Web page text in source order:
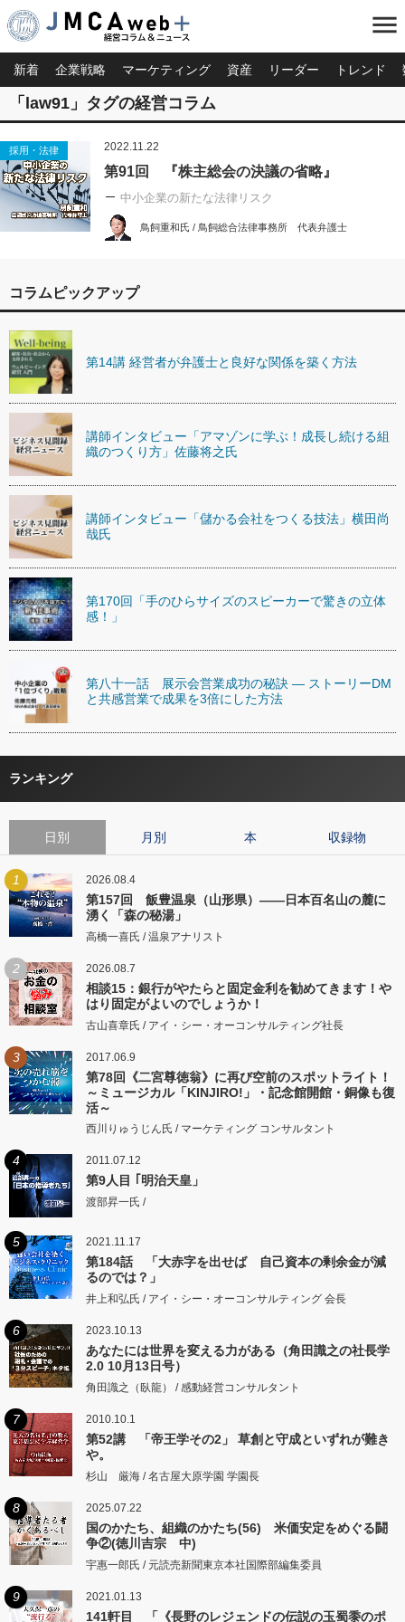
menu
新着 企業戦略 マーケティング 資産 リーダー トレンド
「law91」タグの経営コラム
採用・法律 2022.11.22
第91回 『株主総会の決議の省略』
中小企業の新たな法律リスク
鳥飼重和氏 / 鳥飼総合法律事務所 代表弁護士
コラムピックアップ
第14講 経営者が弁護士と良好な関係を築く方法
講師インタビュー「アマゾンに学ぶ！成長し続ける組
織のつくり方」佐藤将之氏
講師インタビュー「儲かる会社をつくる技法」横田尚
哉氏
第170回「手のひらサイズのスピーカーで驚きの立体
感！」
第八十一話 展示会営業成功の秘訣 ― ストーリーDM
と共感営業で成果を3倍にした方法
ランキング
日別 月別 本 収録物
1 2026.08.4
第157回 飯豊温泉（山形県）――日本百名山の麓に
湧く「森の秘湯」
高橋一喜氏 / 温泉アナリスト
2 2026.08.7
相談15：銀行がやたらと固定金利を勧めてきます！や
はり固定がよいのでしょうか！
古山喜章氏 / アイ・シー・オーコンサルティング社長
3 2017.06.9
第78回《二宮尊徳翁》に再び空前のスポットライト！
～ミュージカル「KINJIRO!」・記念館開館・銅像も復
活～
西川りゅうじん氏 / マーケティング コンサルタント
4 2011.07.12
第9人目 ｢明治天皇」
渡部昇一氏 /
5 2021.11.17
第184話 「大赤字を出せば 自己資本の剰余金が減
るのでは？」
井上和弘氏 / アイ・シー・オーコンサルティング 会長
6 2023.10.13
あなたには世界を変える力がある（角田識之の社長学
2.0 10月13日号）
角田識之（臥龍） / 感動経営コンサルタント
7 2010.10.1
第52講 「帝王学その2」 草創と守成といずれが難き
や。
杉山 厳海 / 名古屋大原学園 学園長
8 2025.07.22
国のかたち、組織のかたち(56) 米価安定をめぐる闘
争②(徳川吉宗 中)
宇惠一郎氏 / 元読売新聞東京本社国際部編集委員
9 2021.01.13
141軒目 「《長野のレジェンドの伝説の玉蜀黍のポ